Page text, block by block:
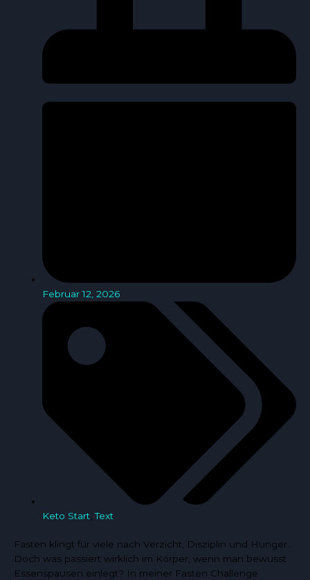
Februar 12, 2026
Keto Start ,Text
Fasten klingt für viele nach Verzicht, Disziplin und Hunger.
Doch was passiert wirklich im Körper, wenn man bewusst
Essenspausen einlegt? In meiner Fasten Challenge